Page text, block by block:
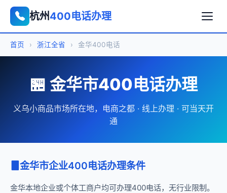
杭州400电话办理
首页 › 浙江全省 › 金华400电话
🏪 金华市400电话办理
义乌小商品市场所在地，电商之都 · 线上办理 · 可当天开
通
金华市企业400电话办理条件
金华本地企业或个体工商户均可办理400电话，无行业限制。